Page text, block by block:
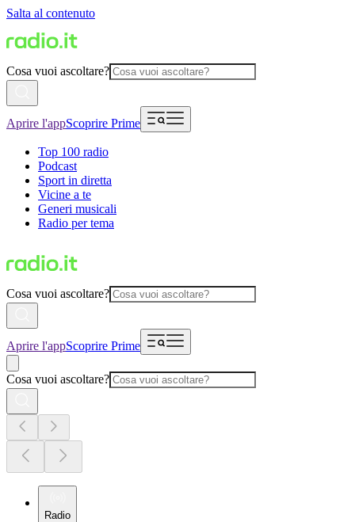
Salta al contenuto
Cosa vuoi ascoltare?
Aprire l'appScoprire Prime
Top 100 radio
Podcast
Sport in diretta
Vicine a te
Generi musicali
Radio per tema
Cosa vuoi ascoltare?
Aprire l'appScoprire Prime
Cosa vuoi ascoltare?
Radio